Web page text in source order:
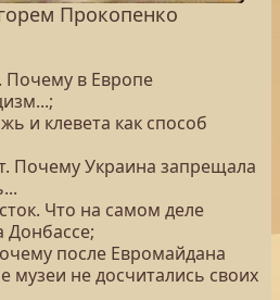
Прокопенко
Почему в Европе
и клевета как способ
Почему Украина запрещала
Что на самом деле
Донбассе;
после Евромайдана
музеи не досчитались своих